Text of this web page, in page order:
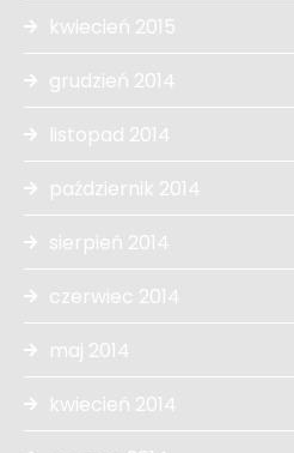
kwiecień 2015
grudzień 2014
listopad 2014
październik 2014
sierpień 2014
czerwiec 2014
maj 2014
kwiecień 2014